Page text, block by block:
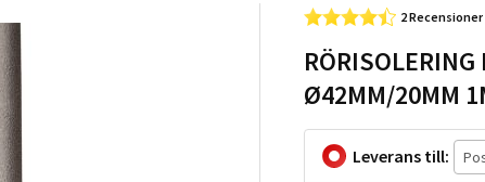
2 Recensioner
RÖRISOLERING
Ø42MM/20MM
Leverans till: